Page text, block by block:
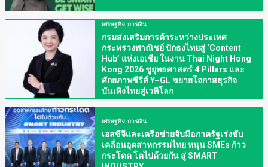
เศรษฐกิจ-การเงิน
กรมส่งเสริมการค้าระหว่างประเทศ
กระทรวงพาณิชย์ ปักธงไทยสู่ ‘Content
Hub’ แห่งเอเชีย ในงาน Thai Night Hong
Kong 2026 ชูยุทธศาสตร์ 4 Pillars และ
ศักยภาพซีรีส์ Y–GL ขยายโอกาสธุรกิจ
บันเทิงไทยสู่เวทีโลก
เศรษฐกิจ-การเงิน
เอสซีจีและเครือข่ายจับมือภาครัฐเร่งขับ
เคลื่อนอุตสาหกรรมไทย หนุน SMEs ก้าว
กระโดด โตไปด้วยกัน สู่ SMART